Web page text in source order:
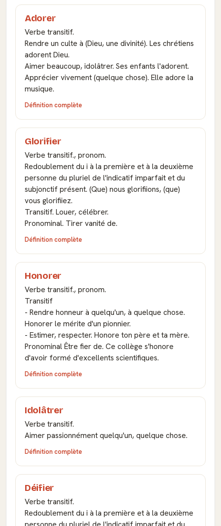
Adorer
Verbe transitif.
Rendre un culte à (Dieu, une divinité). Les chrétiens
adorent Dieu.
Aimer beaucoup, idolâtrer. Ses enfants l'adorent.
Apprécier vivement (quelque chose). Elle adore la
musique.
Définition complète
Glorifier
Verbe transitif., pronom.
Redoublement du i à la première et à la deuxième
personne du pluriel de l'indicatif imparfait et du
subjonctif présent. (Que) nous glorifiions, (que)
vous glorifiiez.
Transitif. Louer, célébrer.
Pronominal. Tirer vanité de.
Définition complète
Honorer
Verbe transitif., pronom.
Transitif
- Rendre honneur à quelqu'un, à quelque chose.
Honorer le mérite d'un pionnier.
- Estimer, respecter. Honore ton père et ta mère.
Pronominal Être fier de. Ce collège s'honore
d'avoir formé d'excellents scientifiques.
Définition complète
Idolâtrer
Verbe transitif.
Aimer passionnément quelqu'un, quelque chose.
Définition complète
Déifier
Verbe transitif.
Redoublement du i à la première et à la deuxième